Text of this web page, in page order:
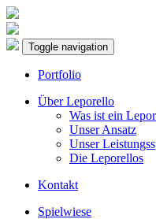
Toggle navigation
Portfolio
Über Leporello
Was ist ein
Unser Ansatz
Unser
Die Leporellos
Kontakt
Spielwiese